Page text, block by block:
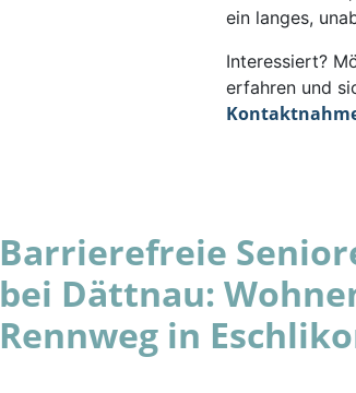
ein langes,
Interessiert?
erfahren und
Barrierefreie
bei Dättnau:
Rennweg in